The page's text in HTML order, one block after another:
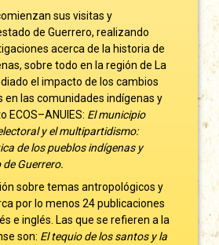
sus visitas y
de Guerrero, realizando
acerca de la historia de
sobre todo en la región de La
el impacto de los cambios
en las comunidades indígenas y
ECOS–ANUIES: El municipio
y el multipartidismo:
de los pueblosindígenas y
Guerrero.
sobre temas antropológicos y
por lo menos 24 publicaciones
e inglés. Las que se refieren a la
son: El tequio de los santos y la